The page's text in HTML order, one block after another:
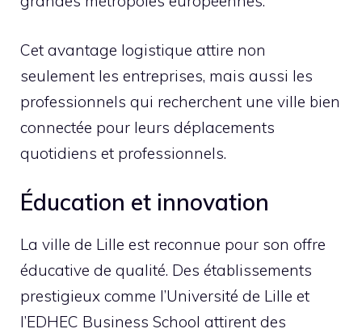
Cet avantage logistique attire non
seulement les entreprises, mais aussi les
professionnels qui recherchent une ville bien
connectée pour leurs déplacements
quotidiens et professionnels.
Éducation et innovation
La ville de Lille est reconnue pour son offre
éducative de qualité. Des établissements
prestigieux comme l’Université de Lille et
l’EDHEC Business School attirent des